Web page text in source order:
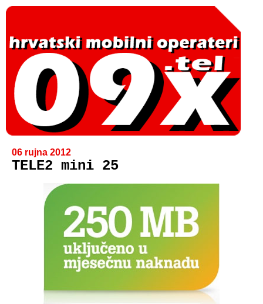
06 rujna 2012
TELE2 mini 25